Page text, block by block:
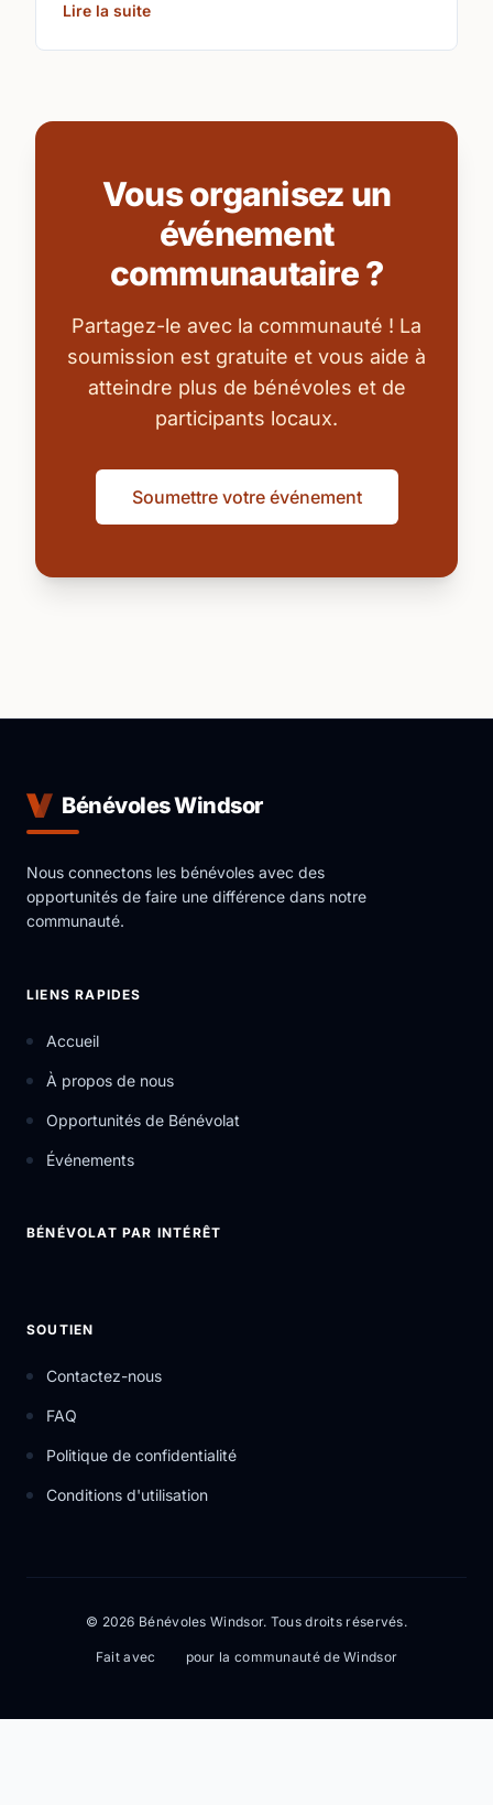
Lire la suite
Vous organisez un
événement
communautaire ?
Partagez-le avec la communauté ! La
soumission est gratuite et vous aide à
atteindre plus de bénévoles et de
participants locaux.
Soumettre votre événement
Bénévoles Windsor
Nous connectons les bénévoles avec des
opportunités de faire une différence dans notre
communauté.
LIENS RAPIDES
Accueil
À propos de nous
Opportunités de Bénévolat
Événements
BÉNÉVOLAT PAR INTÉRÊT
SOUTIEN
Contactez-nous
FAQ
Politique de confidentialité
Conditions d'utilisation
© 2026 Bénévoles Windsor. Tous droits réservés.
Fait avec pour la communauté de Windsor